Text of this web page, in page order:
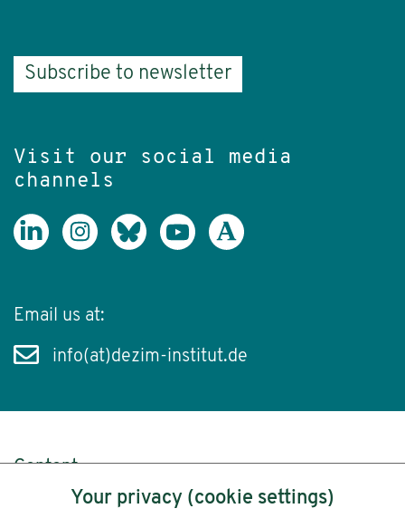
Subscribe to newsletter
Visit our social media
channels
Email us at:
info(at)dezim-institut.de
Content
Legal NoticeYour privacy (cookie settings)